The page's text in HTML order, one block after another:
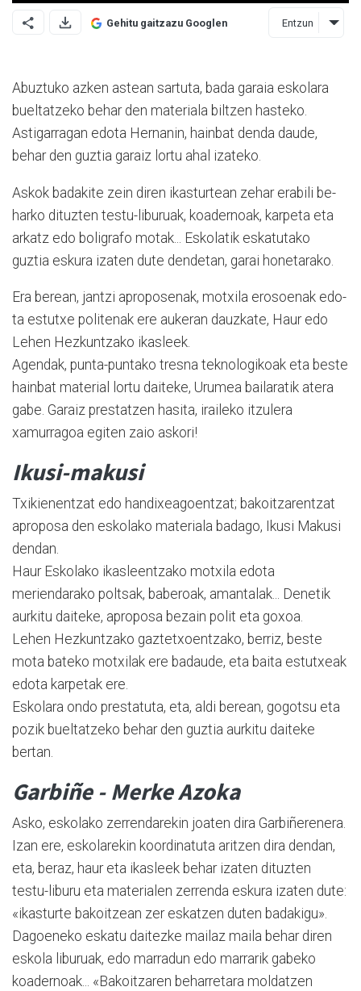
Gehitu gaitzazu Googlen Entzun
Abuztuko azken astean sartuta, bada garaia eskolara
bueltatzeko behar den materiala biltzen hasteko.
Astigarragan edota Hernanin, hainbat denda daude,
behar den guztia garaiz lortu ahal izateko.
Askok badakite zein diren ikasturtean zehar erabili be­
harko dituzten testu-liburuak, koadernoak, karpeta eta
ar­katz edo boligrafo motak... Eskolatik eskatutako
guztia eskura izaten dute dendetan, garai honetarako.
Era berean, jantzi apropo­se­nak, motxila erosoenak edo­
ta estu­txe politenak ere aukeran dauzkate, Haur edo
Lehen Hezkuntzako ikasleek.
Agendak, punta-puntako tresna teknologikoak eta beste
hainbat material lortu daiteke, Urumea bailaratik atera
gabe. Garaiz prestatzen hasita, iraileko itzulera
xamurragoa egiten zaio askori!
Ikusi-makusi
Txikienentzat edo handixeagoentzat; bakoitzarentzat
aproposa den eskolako materiala badago, Ikusi Makusi
dendan.
Haur Eskolako ikasleentzako motxila edota
meriendarako poltsak, baberoak, amantalak... Denetik
aurkitu daiteke, aproposa bezain polit eta goxoa.
Lehen Hezkuntzako gaztetxoentzako, berriz, beste
mota bateko motxilak ere badaude, eta baita estutxeak
edota karpetak ere.
Eskolara ondo prestatuta, eta, aldi berean, gogotsu eta
pozik bueltatzeko behar den guztia aurkitu daiteke
bertan.
Garbiñe - Merke Azoka
Asko, eskolako zerrendarekin joaten dira Garbiñerenera.
Izan ere, eskolarekin koordinatuta aritzen dira dendan,
eta, beraz, haur eta ikasleek behar izaten dituzten
testu-liburu eta materialen zerrenda eskura izaten dute:
«ikasturte bakoitzean zer eska­tzen duten badakigu».
Dagoeneko eskatu daitezke mailaz maila behar diren
eskola liburuak, edo marradun edo marrarik gabeko
koadernoak... «Bakoitzaren beharretara moldatzen